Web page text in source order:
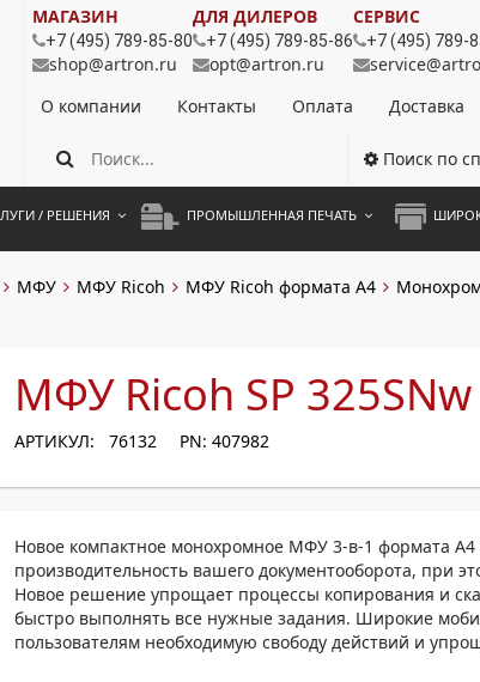
МАГАЗИН
+7 (495) 789-85-80
shop@artron.ru
ДЛЯ ДИЛЕРОВ
+7 (495) 789-85-86
opt@artron.ru
СЕРВИС
+7 (495) 789-
О компании
Контакты Оплата Доставка
/ РЕШЕНИЯ
ОБОРУДОВАНИЯ
ПРОМЫШЛЕННАЯ ПЕЧАТЬ
МФУ МФУ Ricoh МФУ Ricoh формата A4
МФУ Ricoh SP 325SNw
АРТИКУЛ: 76132 PN: 407982
Новое компактное монохромное МФУ 3-в-1 формата
производительность вашего документооборота, при
Новое решение упрощает процессы копирования и
быстро выполнять все нужные задания. Широкие
пользователям необходимую свободу действий и